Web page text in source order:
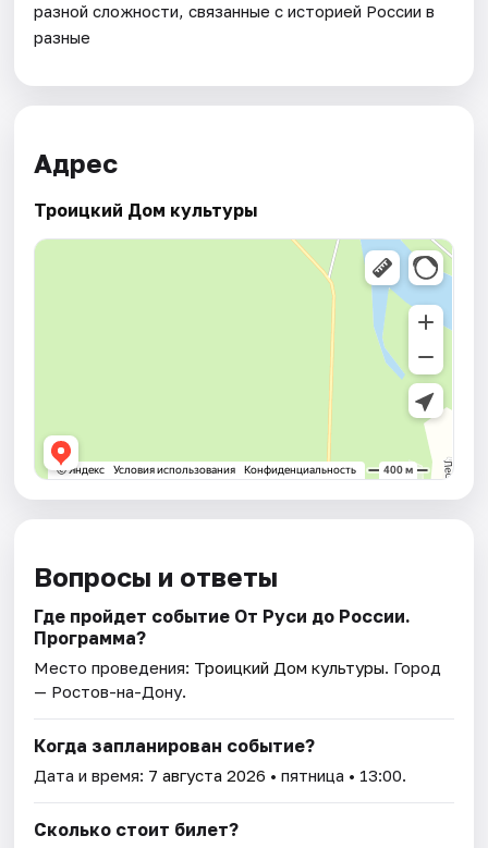
разной сложности, связанные с историей России в
разные
Адрес
Троицкий Дом культуры
Вопросы и ответы
Где пройдет событие От Руси до России.
Программа?
Место проведения: Троицкий Дом культуры. Город
— Ростов-на-Дону.
Когда запланирован событие?
Дата и время: 7 августа 2026 • пятница • 13:00.
Сколько стоит билет?